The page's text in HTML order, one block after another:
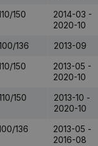
150
2014-03 -
2020-10
136 2013-09
150
2013-05 -
2020-10
150
2013-10 -
2020-10
136
2013-05 -
2016-08